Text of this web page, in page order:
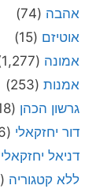
אהבה (74)
אוטיזם (15)
אמונה (1,277)
אמנות (253)
גרשון הכהן (818)
דור יחזקאלי (16)
דניאל יחזקאלי
ללא קטגוריה (162)